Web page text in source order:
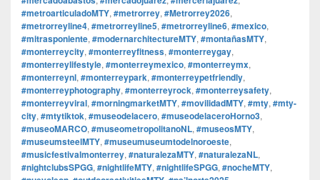
#metroarticuladoMTY, #metrorrey, #Metrorrey2026,
#metrorreyline4, #metrorreyline5, #metrorreyline6, #mexico,
#mitrasponiente, #modernarchitectureMTY, #montañasMTY,
#monterreycity, #monterreyfitness, #monterreygay,
#monterreylifestyle, #monterreymexico, #monterreymx,
#monterreynl, #monterreypark, #monterreypetfriendly,
#monterreyphotography, #monterreyrock, #monterreysafety,
#monterreyviral, #morningmarketMTY, #movilidadMTY, #mty, #mty-
city, #mtytiktok, #museodelacero, #museodelaceroHorno3,
#museoMARCO, #museometropolitanoNL, #museosMTY,
#museumsteelMTY, #museumuseumtodelnoroeste,
#musicfestivalmonterrey, #naturalezaMTY, #naturalezaNL,
#nightclubsSPGG, #nightlifeMTY, #nightlifeSPGG, #nocheMTY,